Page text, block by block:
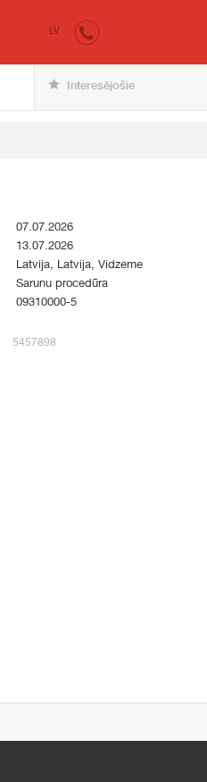
iepirkumi.lv
LV
Interesējošie
07.07.2026
13.07.2026
Latvija, Latvija, Vidzeme
Sarunu procedūra
09310000-5
5457898